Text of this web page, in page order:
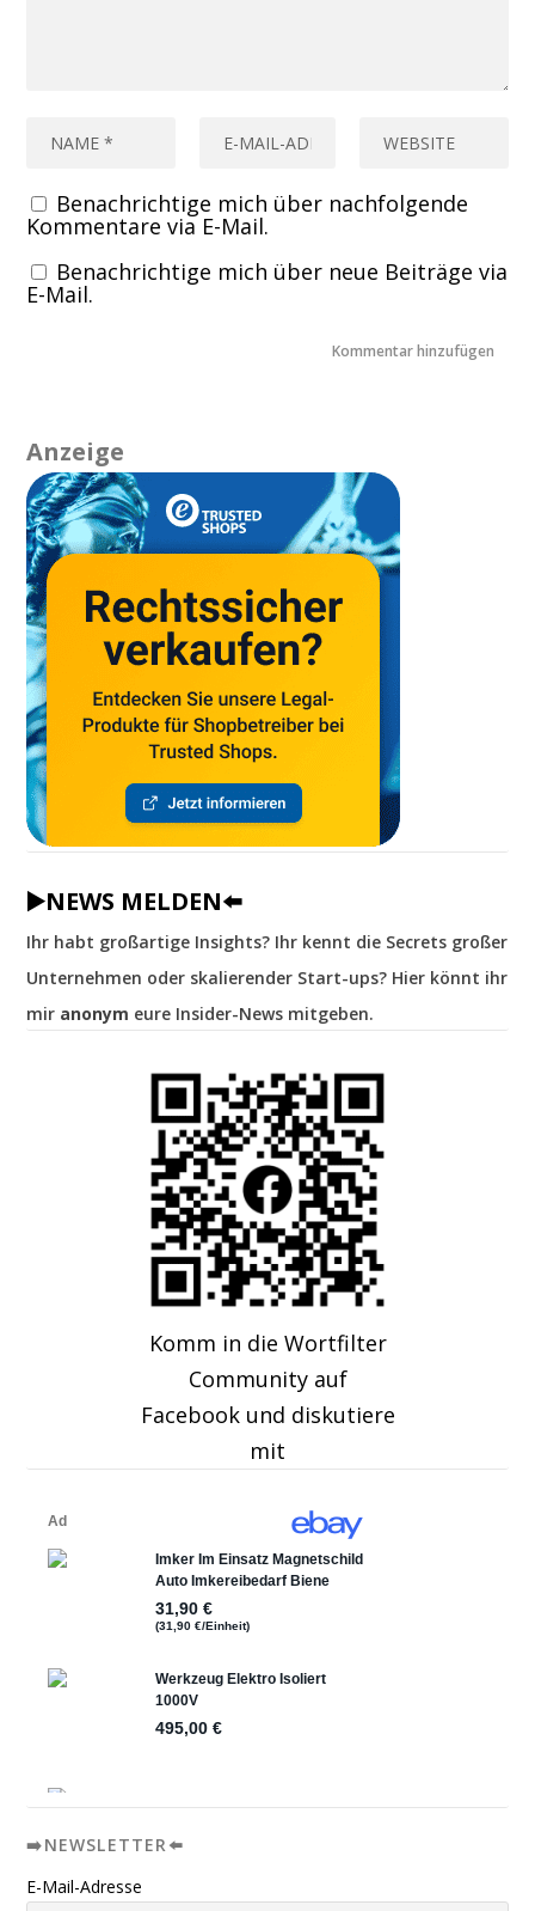
Benachrichtige mich über nachfolgende
Kommentare via E-Mail.
Benachrichtige mich über neue Beiträge via
E-Mail.
Anzeige
▶️NEWS MELDEN⬅️
Ihr habt großartige Insights? Ihr kennt die Secrets großer
Unternehmen oder skalierender Start-ups? Hier könnt ihr
mir anonym eure Insider-News mitgeben.
Komm in die Wortfilter
Community auf
Facebook und diskutiere
mit
➡️NEWSLETTER⬅️
E-Mail-Adresse